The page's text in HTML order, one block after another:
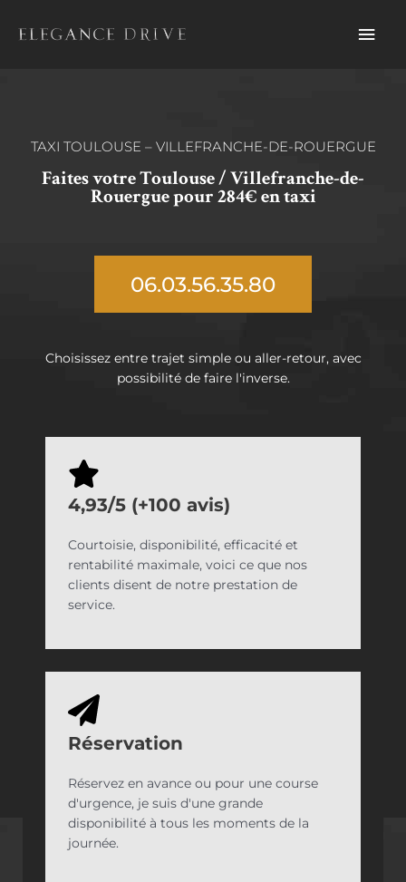
TAXI TOULOUSE – VILLEFRANCHE-DE-ROUERGUE
Faites votre Toulouse / Villefranche-de-
Rouergue pour 284€ en taxi
06.03.56.35.80
Choisissez entre trajet simple ou aller-retour, avec
possibilité de faire l'inverse.
4,93/5 (+100 avis)
Courtoisie, disponibilité, efficacité et
rentabilité maximale, voici ce que nos
clients disent de notre prestation de
service.
Réservation
Réservez en avance ou pour une course
d'urgence, je suis d'une grande
disponibilité à tous les moments de la
journée.